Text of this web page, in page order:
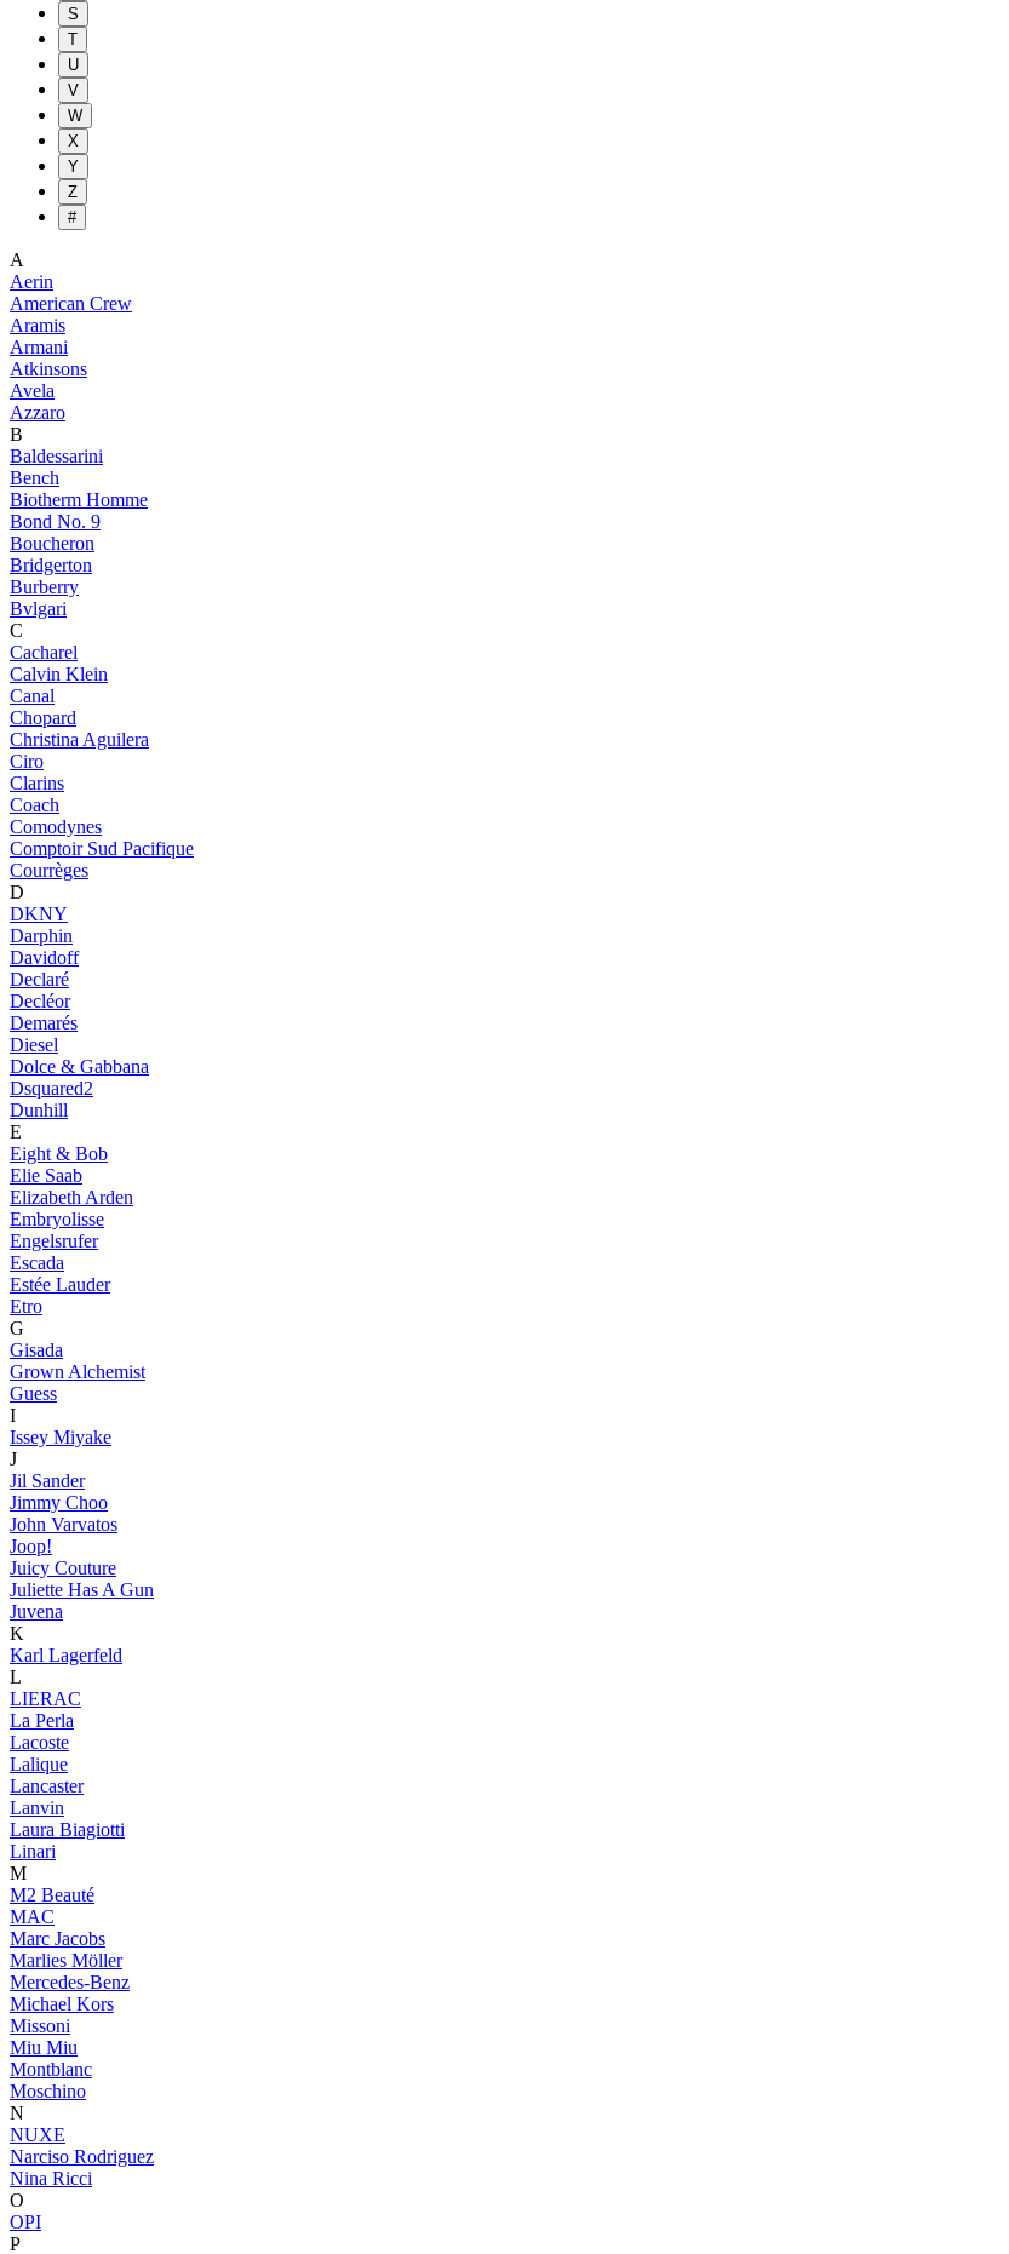
S
T
U
V
W
X
Y
Z
#
A
Aerin
American Crew
Aramis
Armani
Atkinsons
Avela
Azzaro
B
Baldessarini
Bench
Biotherm Homme
Bond No. 9
Boucheron
Bridgerton
Burberry
Bvlgari
C
Cacharel
Calvin Klein
Canal
Chopard
Christina Aguilera
Ciro
Clarins
Coach
Comodynes
Comptoir Sud Pacifique
Courrèges
D
DKNY
Darphin
Davidoff
Declaré
Decléor
Demarés
Diesel
Dolce & Gabbana
Dsquared2
Dunhill
E
Eight & Bob
Elie Saab
Elizabeth Arden
Embryolisse
Engelsrufer
Escada
Estée Lauder
Etro
G
Gisada
Grown Alchemist
Guess
I
Issey Miyake
J
Jil Sander
Jimmy Choo
John Varvatos
Joop!
Juicy Couture
Juliette Has A Gun
Juvena
K
Karl Lagerfeld
L
LIERAC
La Perla
Lacoste
Lalique
Lancaster
Lanvin
Laura Biagiotti
Linari
M
M2 Beauté
MAC
Marc Jacobs
Marlies Möller
Mercedes-Benz
Michael Kors
Missoni
Miu Miu
Montblanc
Moschino
N
NUXE
Narciso Rodriguez
Nina Ricci
O
OPI
P